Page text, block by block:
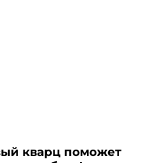
кварц поможет